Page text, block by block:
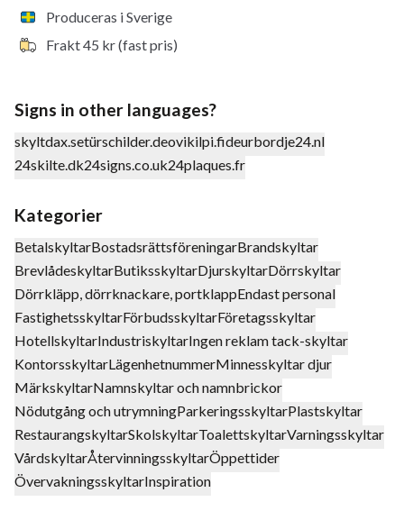
Produceras i Sverige
Frakt 45 kr (fast pris)
Signs in other languages?
skyltdax.setürschilder.deovikilpi.fideurbordje24.nl
24skilte.dk24signs.co.uk24plaques.fr
Kategorier
BetalskyltarBostadsrättsföreningarBrandskyltar
BrevlådeskyltarButiksskyltarDjurskyltarDörrskyltar
Dörrkläpp, dörrknackare, portklappEndast personal
FastighetsskyltarFörbudsskyltarFöretagsskyltar
HotellskyltarIndustriskyltarIngen reklam tack-skyltar
KontorsskyltarLägenhetnummerMinnesskyltar djur
MärkskyltarNamnskyltar och namnbrickor
Nödutgång och utrymningParkeringsskyltarPlastskyltar
RestaurangskyltarSkolskyltarToalettskyltarVarningsskyltar
VårdskyltarÅtervinningsskyltarÖppettider
ÖvervakningsskyltarInspiration